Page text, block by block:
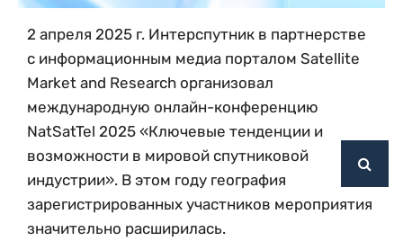
2 апреля 2025 г. Интерспутник в партнерстве
с информационным медиа порталом Satellite
Market and Research организовал
международную онлайн-конференцию
NatSatTel 2025 «Ключевые тенденции и
возможности в мировой спутниковой
индустрии». В этом году география
зарегистрированных участников мероприятия
значительно расширилась.